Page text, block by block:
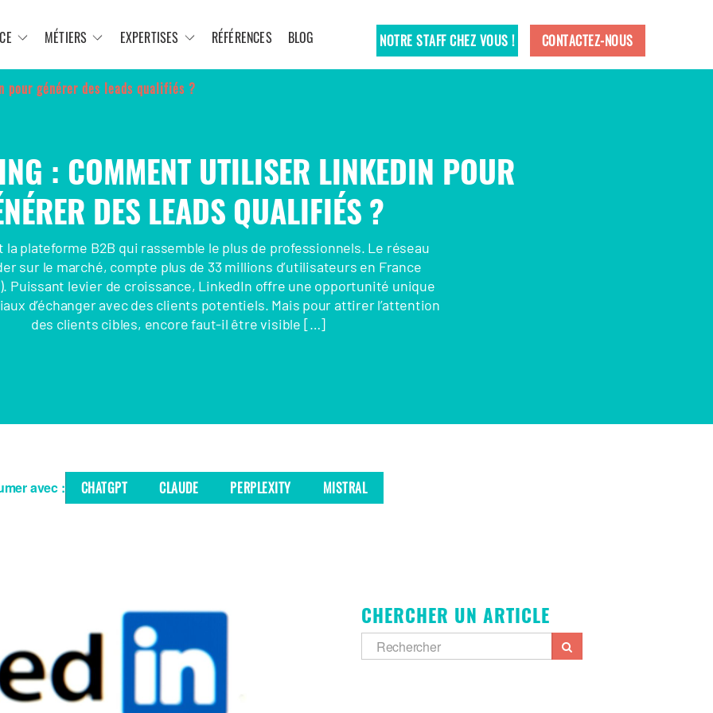
MÉTIERS EXPERTISES RÉFÉRENCES BLOG NOTRE STAFF CHEZ VOUS ! CONTACTEZ-NOUS
générer des leads qualifiés ?
: COMMENT UTILISER LINKEDIN POUR
DES LEADS QUALIFIÉS ?
la plateforme B2B qui rassemble le plus de professionnels. Le réseau
sur le marché, compte plus de 33 millions d’utilisateurs en France
Puissant levier de croissance, LinkedIn offre une opportunité unique
d’échanger avec des clients potentiels. Mais pour attirer l’attention
des clients cibles, encore faut-il être visible […]
avec : CHATGPT CLAUDE PERPLEXITY MISTRAL
CHERCHER UN ARTICLE